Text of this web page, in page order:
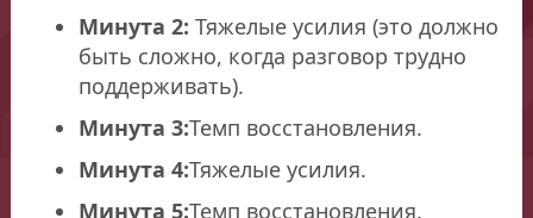
Минута 2: Тяжелые усилия (это должно
быть сложно, когда разговор трудно
поддерживать).
Минута 3:Темп восстановления.
Минута 4:Тяжелые усилия.
Минута 5:Темп восстановления.